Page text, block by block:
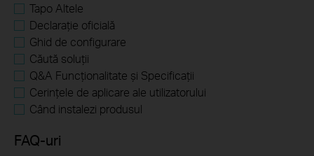
Tapo Altele
Declarație oficială
Ghid de configurare
Căută soluții
Q&A Funcționalitate și Specificații
Cerințele de aplicare ale utilizatorului
Când instalezi produsul
FAQ-uri